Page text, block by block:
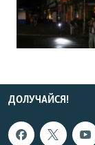
ДОЛУЧАЙСЯ!